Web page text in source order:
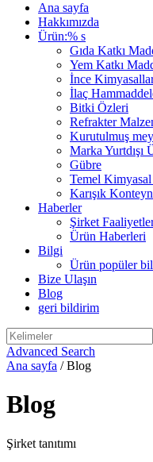
Ana sayfa
Hakkımızda
Ürün:% s
Gıda Katkı
Yem Katkı
İnce
İlaç
Bitki Özleri
Refrakter
Kurutulmuş
Marka Yurtdışı
Gübre
Temel
Karışık
Haberler
Şirket
Ürün Haberleri
Bilgi
Ürün popüler
Bize Ulaşın
Blog
geri bildirim
Advanced Search
Ana sayfa / Blog
Blog
Şirket tanıtımı